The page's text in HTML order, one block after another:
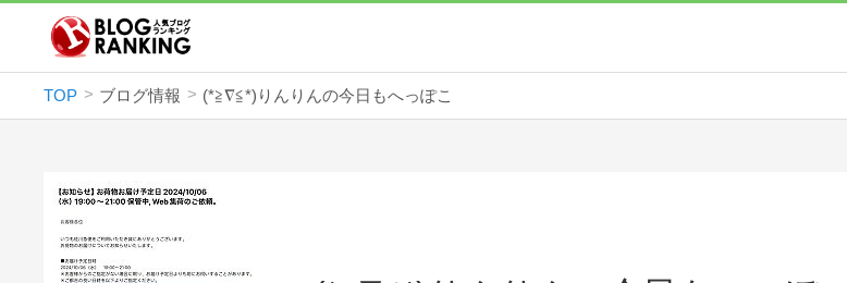
TOP ブログ情報 (*≧∇≦*)りんりんの今日もへっぽこ